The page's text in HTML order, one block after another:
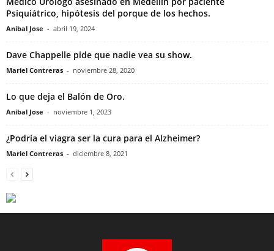
Psiquiátrico, hipótesis del porque de los hechos.
Anibal Jose - abril 19, 2024
Dave Chappelle pide que nadie vea su show.
Mariel Contreras - noviembre 28, 2020
Lo que deja el Balón de Oro.
Anibal Jose - noviembre 1, 2023
¿Podría el viagra ser la cura para el Alzheimer?
Mariel Contreras - diciembre 8, 2021